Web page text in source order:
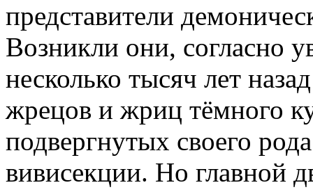
представители
Возникли они, согласно
несколько тысяч лет
жрецов и жриц тёмного
подвергнутых своего
вивисекции. Но главной